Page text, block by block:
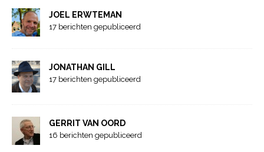
JOEL ERWTEMAN
17 berichten gepubliceerd
JONATHAN GILL
17 berichten gepubliceerd
GERRIT VAN OORD
16 berichten gepubliceerd